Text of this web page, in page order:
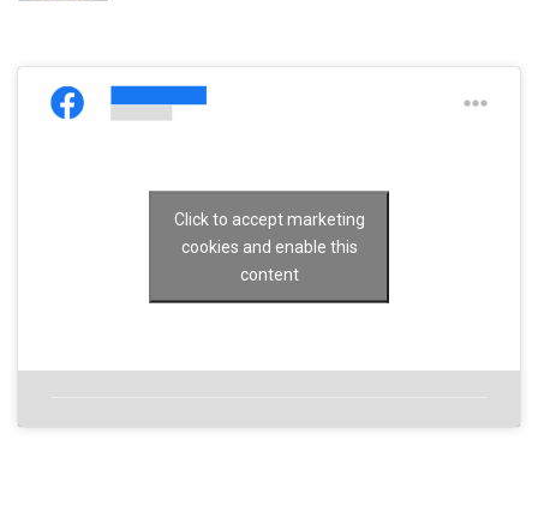
Click to accept marketing
cookies and enable this
content